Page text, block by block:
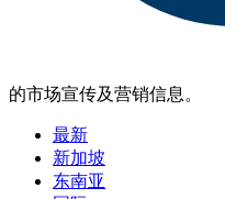
的市场宣传及营销信息。
最新
新加坡
东南亚